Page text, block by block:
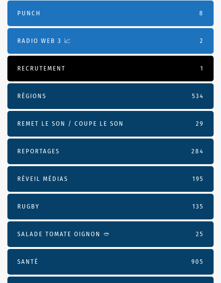
PUNCH 8
RADIO WEB 3 📈 2
RECRUTEMENT 1
RÉGIONS 534
REMET LE SON / COUPE LE SON 29
REPORTAGES 284
RÉVEIL MÉDIAS 195
RUGBY 135
SALADE TOMATE OIGNON 🥙 25
SANTÉ 905